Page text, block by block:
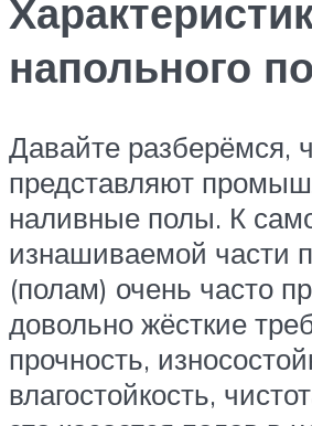
напольного
Давайте разберёмся,
представляют
наливные полы. К
изнашиваемой части
(полам) очень часто
довольно жёсткие
прочность,
влагостойкость,